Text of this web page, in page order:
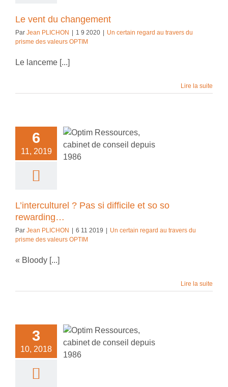
Le vent du changement
Par Jean PLICHON 1 9 2020
Un certain regard au travers du
prisme des valeurs OPTIM
Le lanceme [...]
Lire la suite
6
11, 2019
? Pas si
et so so
regard au travers
des valeurs
L’interculturel ? Pas si difficile et so so
rewarding…
Par Jean PLICHON 6 11 2019
Un certain regard au travers du
prisme des valeurs OPTIM
« Bloody [...]
Lire la suite
3
10, 2018
: sous les
la plage…
Sociétale et
durable